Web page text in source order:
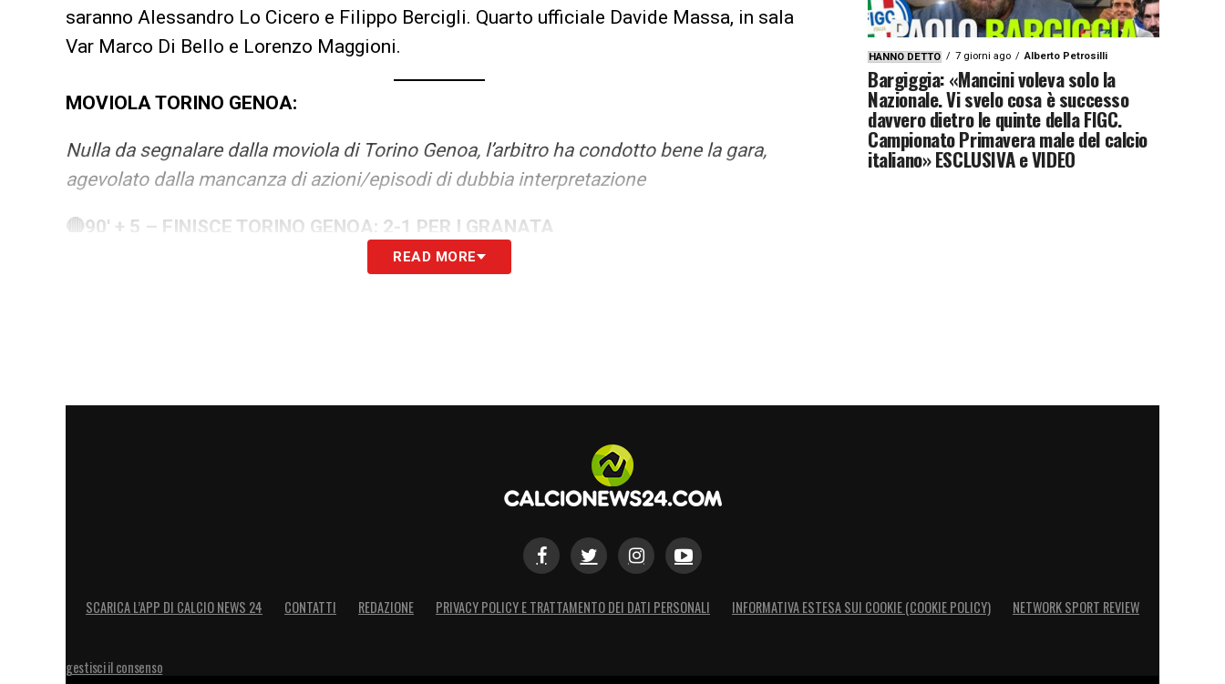
saranno Alessandro Lo Cicero e Filippo Bercigli. Quarto ufficiale Davide Massa, in sala
Var Marco Di Bello e Lorenzo Maggioni.
MOVIOLA TORINO GENOA:
Nulla da segnalare dalla moviola di Torino Genoa, l’arbitro ha condotto bene la gara,
agevolato dalla mancanza di azioni/episodi di dubbia interpretazione
🔴90′ + 5 – FINISCE TORINO GENOA: 2-1 PER I GRANATA
45′ Maripan sbuca e perfeziona in porta il traversone di
Asllani svirgola male e il pallone arriva a Thorsby che deve solo infilare.
READ MORE
HANNO DETTO 7 giorni ago Alberto Petrosilli
Bargiggia: «Mancini voleva solo la
Nazionale. Vi svelo cosa è successo
davvero dietro le quinte della FIGC.
Campionato Primavera male del calcio
italiano» ESCLUSIVA e VIDEO
SCARICA L’APP DI CALCIO NEWS 24 CONTATTI REDAZIONE PRIVACY POLICY E TRATTAMENTO DEI DATI PERSONALI INFORMATIVA ESTESA SUI COOKIE (COOKIE POLICY) NETWORK SPORT REVIEW
gestisci il consenso